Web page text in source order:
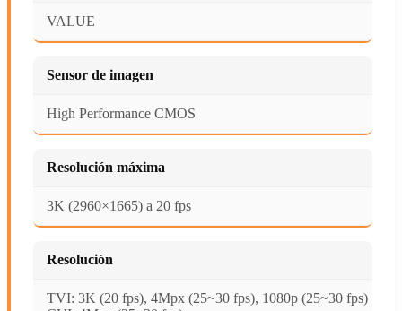
VALUE
Sensor de imagen
High Performance CMOS
Resolución máxima
3K (2960×1665) a 20 fps
Resolución
TVI: 3K (20 fps), 4Mpx (25~30 fps), 1080p (25~30 fps)